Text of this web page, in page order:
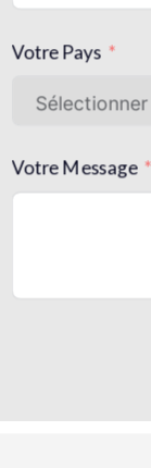
Votre Pays
Votre Message